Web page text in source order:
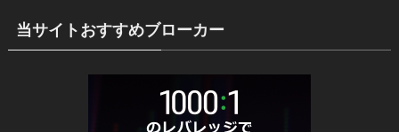
当サイトおすすめブローカー